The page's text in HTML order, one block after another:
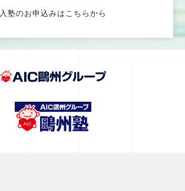
入塾のお申込みはこちらから